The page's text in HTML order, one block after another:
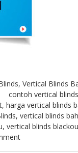
, Vertical Blinds
contoh vertical blinds
, harga vertical blinds
, vertical blinds
, vertical blinds